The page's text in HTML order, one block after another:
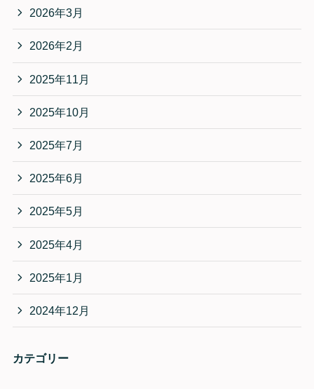
2026年3月
2026年2月
2025年11月
2025年10月
2025年7月
2025年6月
2025年5月
2025年4月
2025年1月
2024年12月
カテゴリー